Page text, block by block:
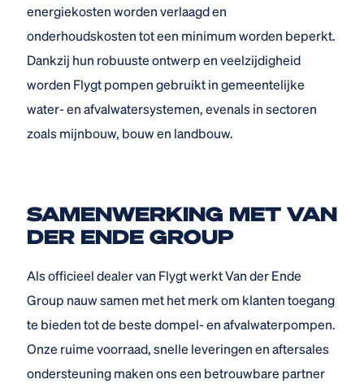
energiekosten worden verlaagd en
onderhoudskosten tot een minimum worden beperkt.
Dankzij hun robuuste ontwerp en veelzijdigheid
worden Flygt pompen gebruikt in gemeentelijke
water- en afvalwatersystemen, evenals in sectoren
zoals mijnbouw, bouw en landbouw.
SAMENWERKING MET VAN
DER ENDE GROUP
Als officieel dealer van Flygt werkt Van der Ende
Group nauw samen met het merk om klanten toegang
te bieden tot de beste dompel- en afvalwaterpompen.
Onze ruime voorraad, snelle leveringen en aftersales
ondersteuning maken ons een betrouwbare partner